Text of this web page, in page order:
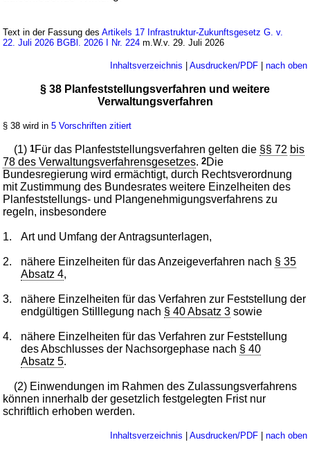
Text in der Fassung desArtikels 17 Infrastruktur-Zukunftsgesetz G. v.
22. Juli 2026 BGBl. 2026 I Nr. 224 m.W.v. 29. Juli 2026
Inhaltsverzeichnis Ausdrucken/PDF| nach oben
§ 38 Planfeststellungsverfahren und weitere
Verwaltungsverfahren
§ 38 wird in5 Vorschriften zitiert
(1)1Für das Planfeststellungsverfahren gelten die §§ 72 bis
78 des Verwaltungsverfahrensgesetzes.2Die
Bundesregierung wird ermächtigt, durch Rechtsverordnung
mit Zustimmung des Bundesrates weitere Einzelheiten des
Planfeststellungs- und Plangenehmigungsverfahrens zu
regeln, insbesondere
1. Art und Umfang der Antragsunterlagen,
2. nähere Einzelheiten für das Anzeigeverfahren nach § 35
Absatz 4,
3.
nähere Einzelheiten für das Verfahren zur Feststellung der
endgültigen Stilllegung nach § 40 Absatz 3 sowie
4.
nähere Einzelheiten für das Verfahren zur Feststellung
des Abschlusses der Nachsorgephase nach § 40
Absatz 5.
(2) Einwendungen im Rahmen des Zulassungsverfahrens
können innerhalb der gesetzlich festgelegten Frist nur
schriftlich erhoben werden.
Inhaltsverzeichnis Ausdrucken/PDF| nach oben